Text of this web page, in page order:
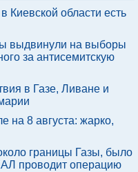
Киевской области есть
выдвинули на выборы
за антисемитскую
в Газе, Ливане и
на 8 августа: жарко,
границы Газы, было
проводит операцию